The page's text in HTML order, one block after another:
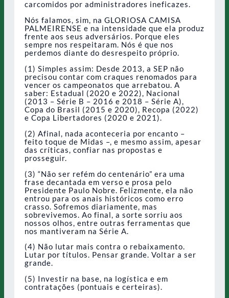
carcomidos por administradores ineficazes.
Nós falamos, sim, na GLORIOSA CAMISA
PALMEIRENSE e na intensidade que ela produz
frente aos seus adversários. Porque eles
sempre nos respeitaram. Nós é que nos
perdemos diante do desrespeito próprio.
(1) Simples assim: Desde 2013, a SEP não
precisou contar com craques renomados para
vencer os campeonatos que arrebatou. A
saber: Estadual (2020 e 2022), Nacional
(2013 – Série B – 2016 e 2018 – Série A),
Copa do Brasil (2015 e 2020), Recopa (2022)
e Copa Libertadores (2020 e 2021).
(2) Afinal, nada aconteceria por encanto –
feito toque de Midas –, e mesmo assim, apesar
das críticas, confiar nas propostas e
prosseguir.
(3) “Não ser refém do centenário” era uma
frase decantada em verso e prosa pelo
Presidente Paulo Nobre. Felizmente, ela não
entrou para os anais históricos como erro
crasso. Sofremos diariamente, mas
sobrevivemos. Ao final, a sorte sorriu aos
nossos olhos, entre outras ferramentas que
nos mantiveram na Série A.
(4) Não lutar mais contra o rebaixamento.
Lutar por títulos. Pensar grande. Voltar a ser
grande.
(5) Investir na base, na logística e em
contratações (pontuais e certeiras).